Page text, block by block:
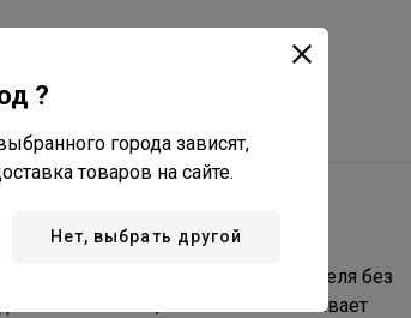
для обвязки контура потребителя без
монтажа, а так же обеспечивает
?
города зависят,
товаров на сайте.
Нет, выбрать другой